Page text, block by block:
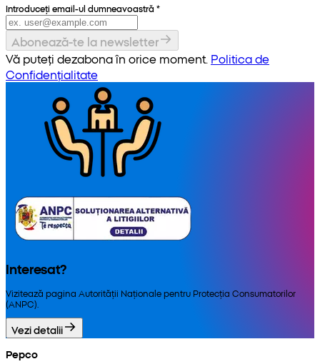
Introduceți email-ul dumneavoastră *
Abonează-te la newsletter
Vă puteți dezabona în orice moment. Politica de
Confidențialitate
Interesat?
Vizitează pagina Autorității Naționale pentru Protecția Consumatorilor
(ANPC).
Vezi detalii
Pepco